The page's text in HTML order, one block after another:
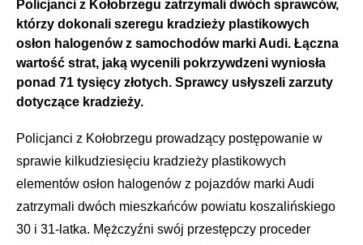
Policjanci z Kołobrzegu zatrzymali dwóch sprawców,
którzy dokonali szeregu kradzieży plastikowych
osłon halogenów z samochodów marki Audi. Łączna
wartość strat, jaką wycenili pokrzywdzeni wyniosła
ponad 71 tysięcy złotych. Sprawcy usłyszeli zarzuty
dotyczące kradzieży.
Policjanci z Kołobrzegu prowadzący postępowanie w
sprawie kilkudziesięciu kradzieży plastikowych
elementów osłon halogenów z pojazdów marki Audi
zatrzymali dwóch mieszkańców powiatu koszalińskiego
30 i 31-latka. Mężczyźni swój przestępczy proceder